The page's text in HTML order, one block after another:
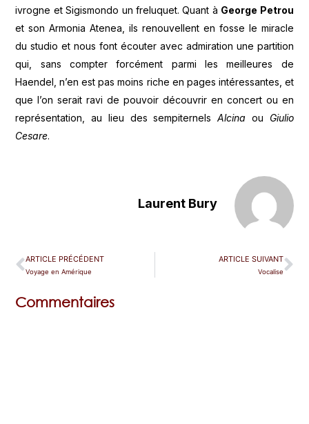
ivrogne et Sigismondo un freluquet. Quant à George Petrou
et son Armonia Atenea, ils renouvellent en fosse le miracle
du studio et nous font écouter avec admiration une partition
qui, sans compter forcément parmi les meilleures de
Haendel, n’en est pas moins riche en pages intéressantes, et
que l’on serait ravi de pouvoir découvrir en concert ou en
représentation, au lieu des sempiternelsAlcina ou Giulio
Cesare.
Laurent Bury
ARTICLE PRÉCÉDENT
Voyage en Amérique
ARTICLE SUIVANT
Vocalise
Commentaires